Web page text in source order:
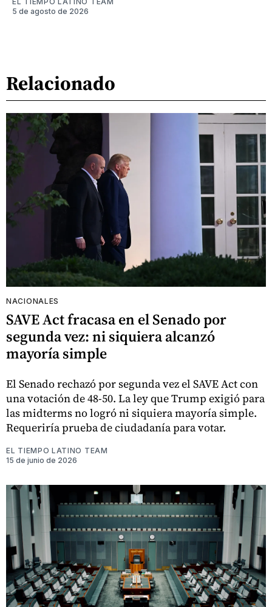
5 de agosto de 2026
Relacionado
NACIONALES
SAVE Act fracasa en el Senado por
segunda vez: ni siquiera alcanzó
mayoría simple
El Senado rechazó por segunda vez el SAVE Act con
una votación de 48-50. La ley que Trump exigió para
las midterms no logró ni siquiera mayoría simple.
Requeriría prueba de ciudadanía para votar.
EL TIEMPO LATINO TEAM
15 de junio de 2026